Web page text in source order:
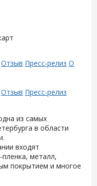
Отзыв Пресс-релиз О
Отзыв Пресс-релиз
из самых
в области
входят
металл,
покрытием и многое